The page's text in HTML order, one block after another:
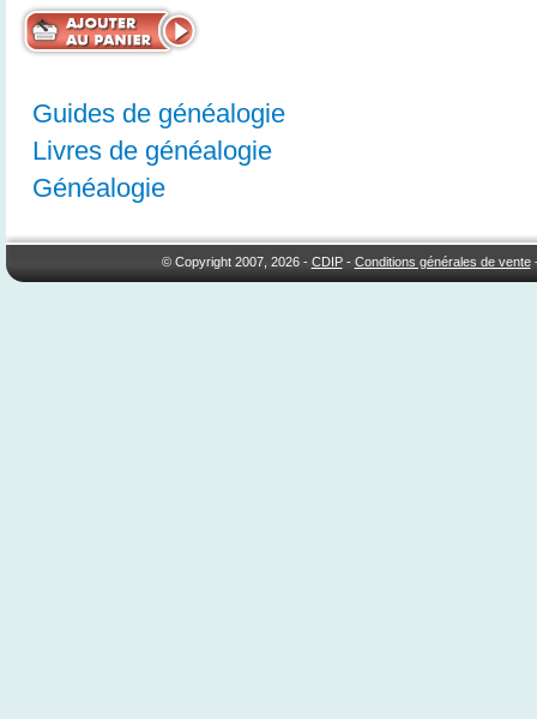
Guides de généalogie
Livres de généalogie
Généalogie
© Copyright 2007, 2026 - CDIP- Conditions générales de vente